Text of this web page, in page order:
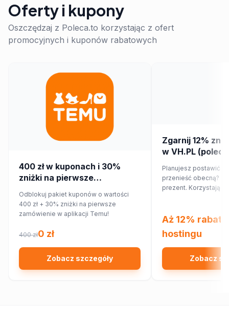
Oferty i kupony
Oszczędzaj z Poleca.to korzystając z ofert
promocyjnych i kuponów rabatowych
400 zł w kuponach i 30%
zniżki na pierwsze
Odblokuj pakiet kuponów o wartości
400 zł + 30% zniżki na pierwsze
zamówienie w aplikacji Temu!
400 zł0 zł
Zobacz szczegóły
Zgarnij 12%
w VH.PL
Planujesz postawić
przenieść obecną?
prezent. Korzystając
Aż 12%
hostingu
Zobacz